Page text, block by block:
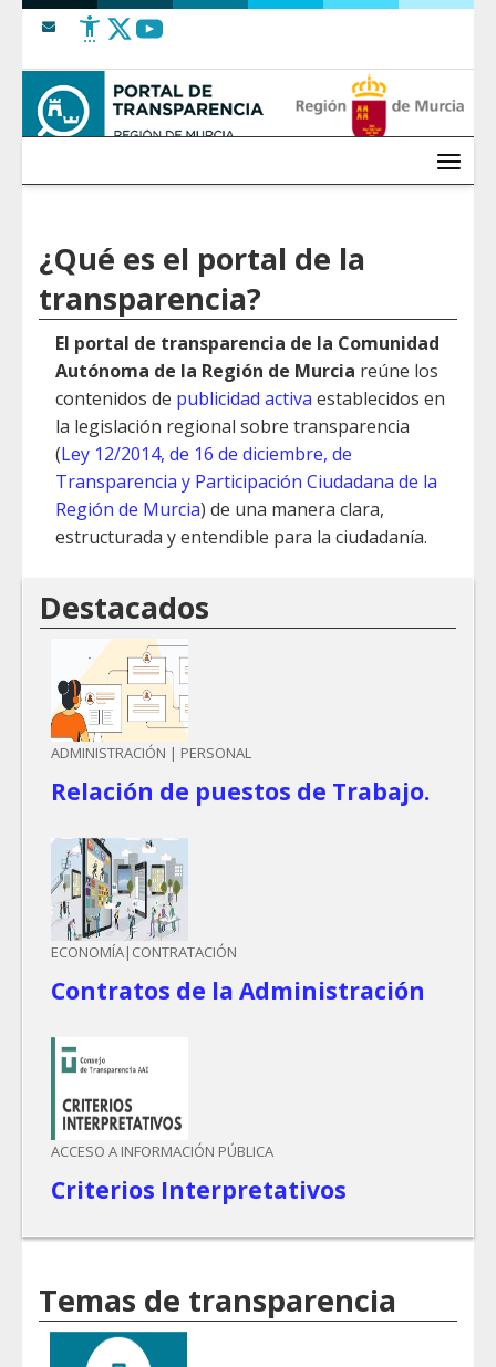
Saltar al contenido
Menú
¿Qué es el portal de la
transparencia?
El portal de transparencia de la Comunidad
Autónoma de la Región de Murcia reúne los
contenidos de publicidad activa establecidos en
la legislación regional sobre transparencia
(Ley 12/2014, de 16 de diciembre, de
Transparencia y Participación Ciudadana de la
Región de Murcia) de una manera clara,
estructurada y entendible para la ciudadanía.
Destacados
ADMINISTRACIÓN | PERSONAL
Relación de puestos de Trabajo.
ECONOMÍA|CONTRATACIÓN
Contratos de la Administración
ACCESO A INFORMACIÓN PÚBLICA
Criterios Interpretativos
Temas de transparencia